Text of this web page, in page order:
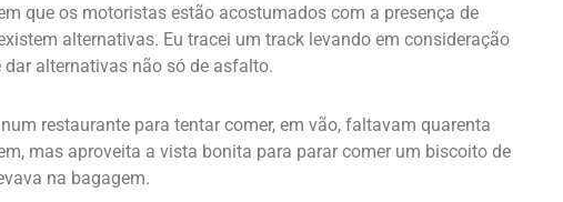
que os motoristas estão acostumados com a presença de
alternativas. Eu tracei um track levando em consideração
alternativas não só de asfalto.
restaurante para tentar comer, em vão, faltavam quarenta
mas aproveita a vista bonita para parar comer um biscoito de
na bagagem.